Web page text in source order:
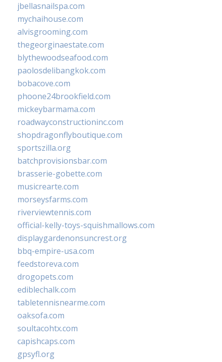
jbellasnailspa.com
mychaihouse.com
alvisgrooming.com
thegeorginaestate.com
blythewoodseafood.com
paolosdelibangkok.com
bobacove.com
phoone24brookfield.com
mickeybarmama.com
roadwayconstructioninc.com
shopdragonflyboutique.com
sportszilla.org
batchprovisionsbar.com
brasserie-gobette.com
musicrearte.com
morseysfarms.com
riverviewtennis.com
official-kelly-toys-squishmallows.com
displaygardenonsuncrest.org
bbq-empire-usa.com
feedstoreva.com
drogopets.com
ediblechalk.com
tabletennisnearme.com
oaksofa.com
soultacohtx.com
capishcaps.com
gpsyfl.org